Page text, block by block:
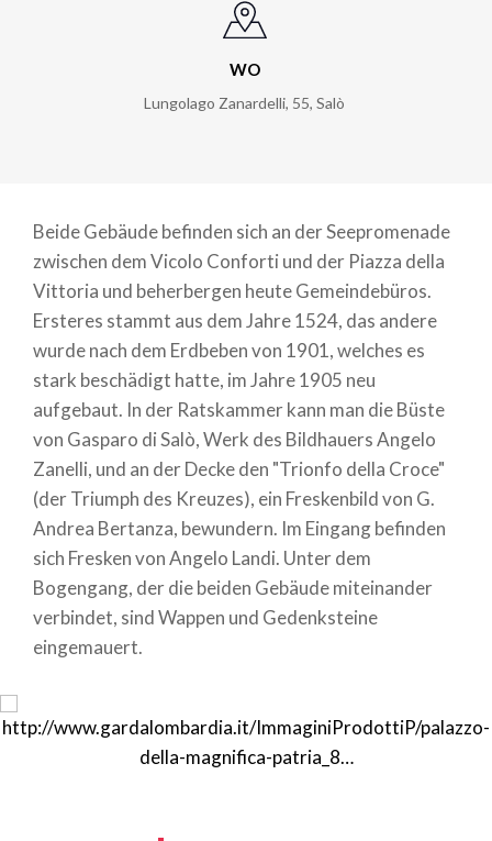
WO
Lungolago Zanardelli, 55, Salò
Beide Gebäude befinden sich an der Seepromenade
zwischen dem Vicolo Conforti und der Piazza della
Vittoria und beherbergen heute Gemeindebüros.
Ersteres stammt aus dem Jahre 1524, das andere
wurde nach dem Erdbeben von 1901, welches es
stark beschädigt hatte, im Jahre 1905 neu
aufgebaut. In der Ratskammer kann man die Büste
von Gasparo di Salò, Werk des Bildhauers Angelo
Zanelli, und an der Decke den "Trionfo della Croce"
(der Triumph des Kreuzes), ein Freskenbild von G.
Andrea Bertanza, bewundern. Im Eingang befinden
sich Fresken von Angelo Landi. Unter dem
Bogengang, der die beiden Gebäude miteinander
verbindet, sind Wappen und Gedenksteine
eingemauert.